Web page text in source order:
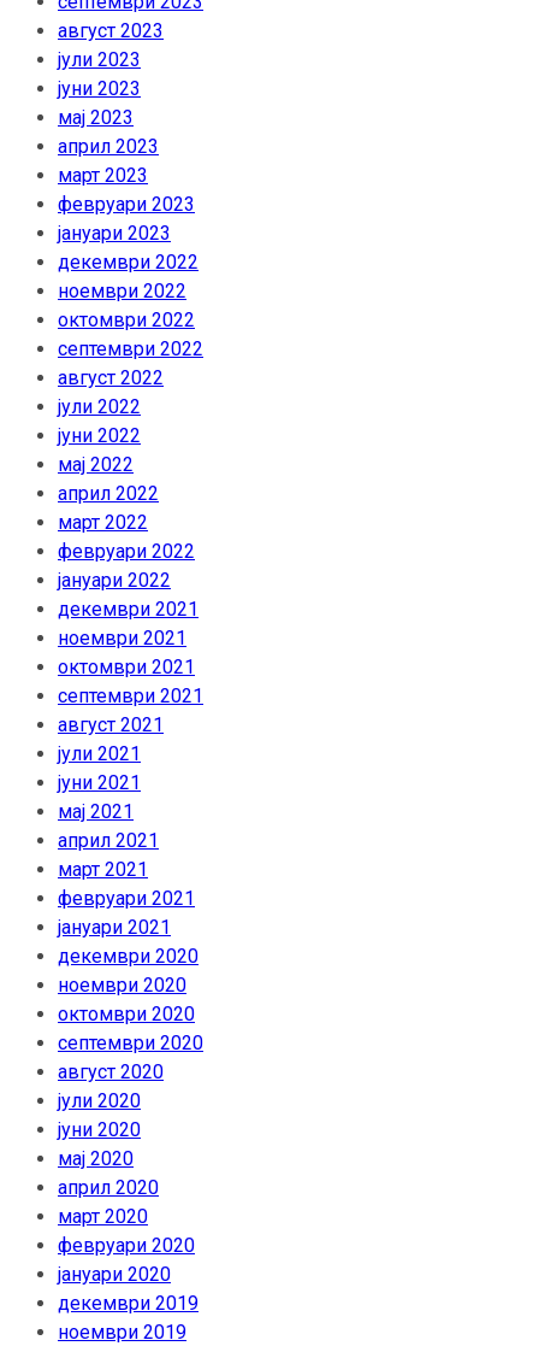
август 2023
јули 2023
јуни 2023
мај 2023
април 2023
март 2023
февруари 2023
јануари 2023
декември 2022
ноември 2022
октомври 2022
септември 2022
август 2022
јули 2022
јуни 2022
мај 2022
април 2022
март 2022
февруари 2022
јануари 2022
декември 2021
ноември 2021
октомври 2021
септември 2021
август 2021
јули 2021
јуни 2021
мај 2021
април 2021
март 2021
февруари 2021
јануари 2021
декември 2020
ноември 2020
октомври 2020
септември 2020
август 2020
јули 2020
јуни 2020
мај 2020
април 2020
март 2020
февруари 2020
јануари 2020
декември 2019
ноември 2019